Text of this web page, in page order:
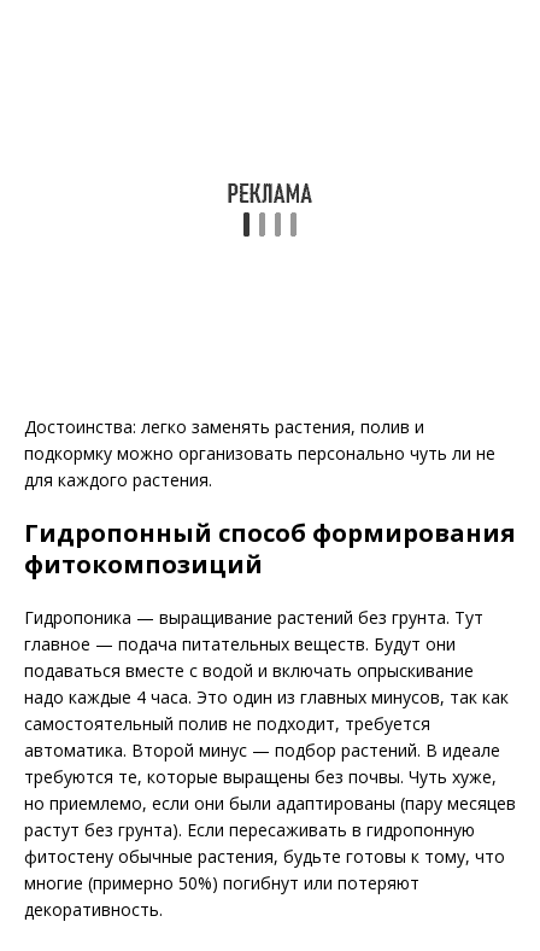
Достоинства: легко заменять растения, полив и
подкормку можно организовать персонально чуть ли не
для каждого растения.
Гидропонный способ формирования
фитокомпозиций
Гидропоника — выращивание растений без грунта. Тут
главное — подача питательных веществ. Будут они
подаваться вместе с водой и включать опрыскивание
надо каждые 4 часа. Это один из главных минусов, так как
самостоятельный полив не подходит, требуется
автоматика. Второй минус — подбор растений. В идеале
требуются те, которые выращены без почвы. Чуть хуже,
но приемлемо, если они были адаптированы (пару месяцев
растут без грунта). Если пересаживать в гидропонную
фитостену обычные растения, будьте готовы к тому, что
многие (примерно 50%) погибнут или потеряют
декоративность.